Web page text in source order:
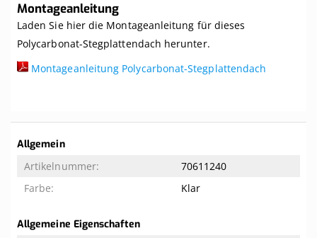
Montageanleitung
Laden Sie hier die Montageanleitung für dieses
Polycarbonat-Stegplattendach herunter.
Montageanleitung Polycarbonat-Stegplattendach
Weitere
Informationen
Allgemein
70611240
Klar
Allgemeine Eigenschaften